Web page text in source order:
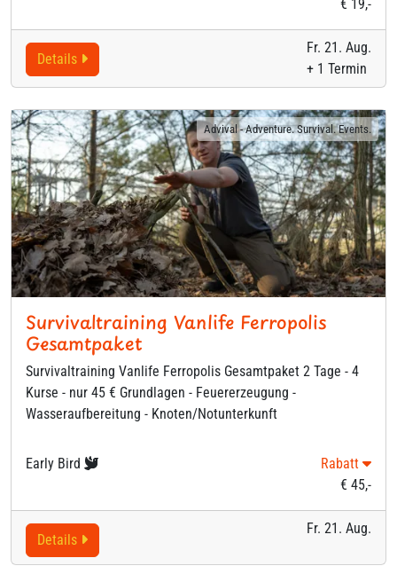
€ 19,-
Fr. 21. Aug.
+ 1 Termin
Details
Advival - Adventure. Survival. Events.
Survivaltraining Vanlife Ferropolis
Gesamtpaket
Survivaltraining Vanlife Ferropolis Gesamtpaket 2 Tage - 4
Kurse - nur 45 € Grundlagen - Feuererzeugung -
Wasseraufbereitung - Knoten/Notunterkunft
Early Bird
Rabatt
€ 45,-
Fr. 21. Aug.
Details